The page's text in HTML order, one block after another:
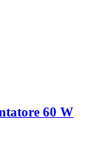
60 W